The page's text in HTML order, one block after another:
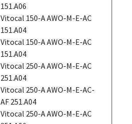
151.A06
Vitocal 150-A AWO-M-E-AC
151.A04
Vitocal 150-A AWO-M-E-AC
151.A04
Vitocal 250-A AWO-M-E-AC
251.A04
Vitocal 250-A AWO-M-E-AC-
AF 251.A04
Vitocal 250-A AWO-M-E-AC